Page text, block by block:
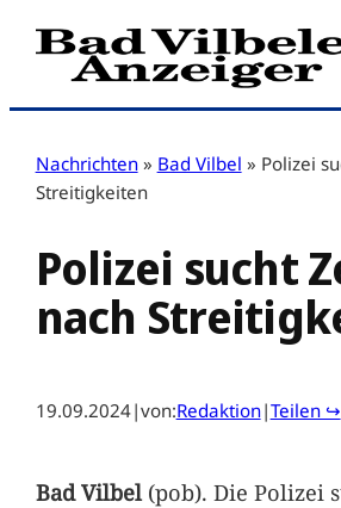
Zum
Inhalt
Nachrichten » Bad Vilbel » Polizei
Streitigkeiten
Polizei sucht
nach
19.09.2024|von:Redaktion|Teilen ↪
Bad Vilbel (pob). Die Polizei